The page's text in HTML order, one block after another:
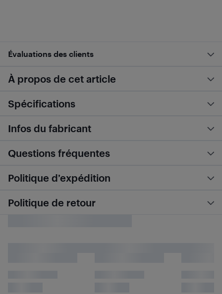
Évaluations des clients
À propos de cet article
Spécifications
Infos du fabricant
Questions fréquentes
Politique d’expédition
Politique de retour